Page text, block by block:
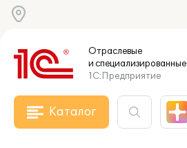
Отраслевые
и специализированные
1С:Предприятие
Каталог